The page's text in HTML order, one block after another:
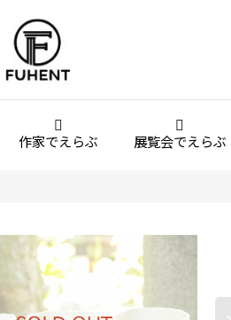
作家でえらぶ 展覧会でえらぶ